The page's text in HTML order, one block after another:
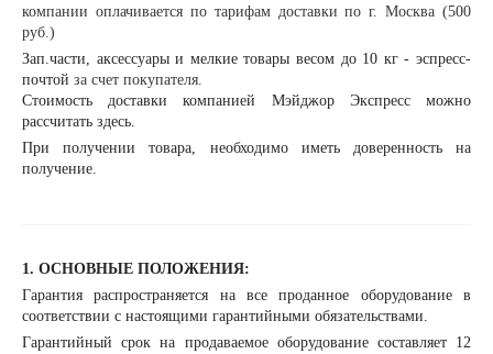
компании оплачивается по тарифам доставки по г. Москва (500
руб.)
Зап.части, аксессуары и мелкие товары весом до 10 кг - эспресс-
почтой за счет покупателя.
Стоимость доставки компанией Мэйджор Экспресс можно
рассчитать здесь.
При получении товара, необходимо иметь доверенность на
получение.
1. ОСНОВНЫЕ ПОЛОЖЕНИЯ:
Гарантия распространяется на все проданное оборудование в
соответствии с настоящими гарантийными обязательствами.
Гарантийный срок на продаваемое оборудование составляет 12